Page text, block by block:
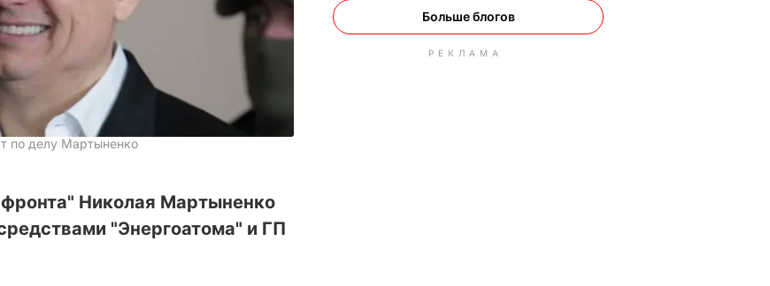
по делу Мартыненко
Николая Мартыненко
"Энергоатома" и ГП
Больше блогов
РЕКЛАМА